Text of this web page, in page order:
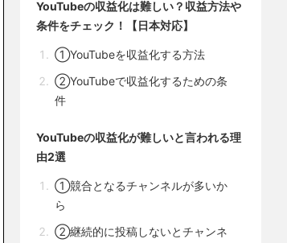
YouTubeの収益化は難しい？収益方法や
条件をチェック！【日本対応】
①YouTubeを収益化する方法
②YouTubeで収益化するための条
件
YouTubeの収益化が難しいと言われる理
由2選
①競合となるチャンネルが多いか
ら
②継続的に投稿しないとチャンネ